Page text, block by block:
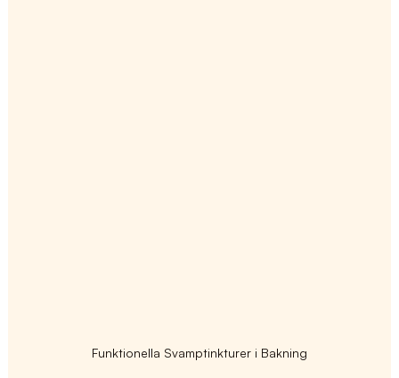
Funktionella Svamptinkturer i Bakning